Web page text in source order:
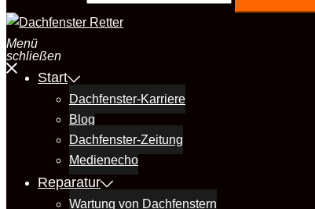
Menü
schließen
Start
Dachfenster-Karriere
Blog
Dachfenster-Zeitung
Medienecho
Reparatur
Wartung von Dachfenstern